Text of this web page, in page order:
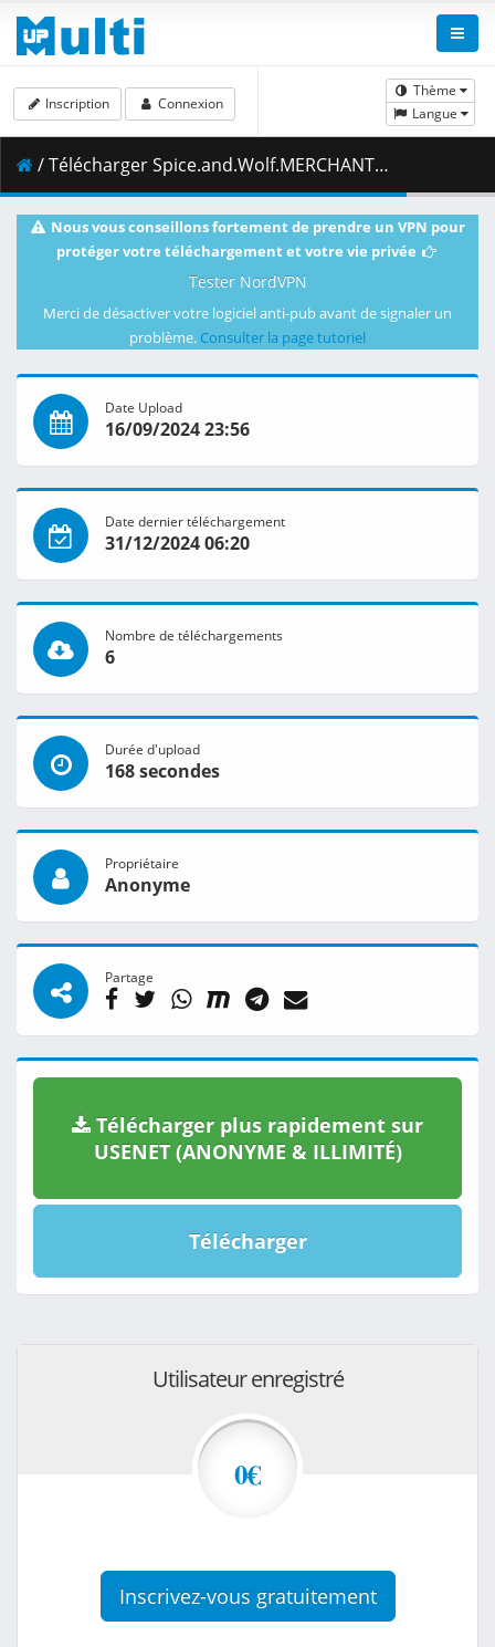
Thème
Langue
Inscription Connexion
/ Télécharger Spice.and.Wolf.MERCHANT.MEETS.THE.WISE.WOLF.S01E22.Church.Teachings.and.Memories.of.Father.1080p.CR.WEB-DL.DUAL.AAC2.0.H.264.MSubs-ToonsHub.mkv.003 ( 469.50 MB )
Nous vous conseillons fortement de prendre un VPN pour
protéger votre téléchargement et votre vie privée
Tester NordVPN
Merci de désactiver votre logiciel anti-pub avant de signaler un
problème. Consulter la page tutoriel
Date Upload
16/09/2024 23:56
Date dernier téléchargement
31/12/2024 06:20
Nombre de téléchargements
6
Durée d'upload
168 secondes
Propriétaire
Anonyme
Partage
Télécharger plus rapidement sur
USENET (ANONYME & ILLIMITÉ)
Télécharger
Utilisateur enregistré
0€
Inscrivez-vous gratuitement